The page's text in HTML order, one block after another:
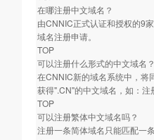
在哪注册中文域名？
由CNNIC正式认证和授权的9
域名注册申请。
TOP
可以注册什么形式的中文域名
在CNNIC新的域名系统中，将
获得".CN"的中文域名，如：
TOP
可以注册繁体中文域名吗？
注册一条简体域名只能匹配一